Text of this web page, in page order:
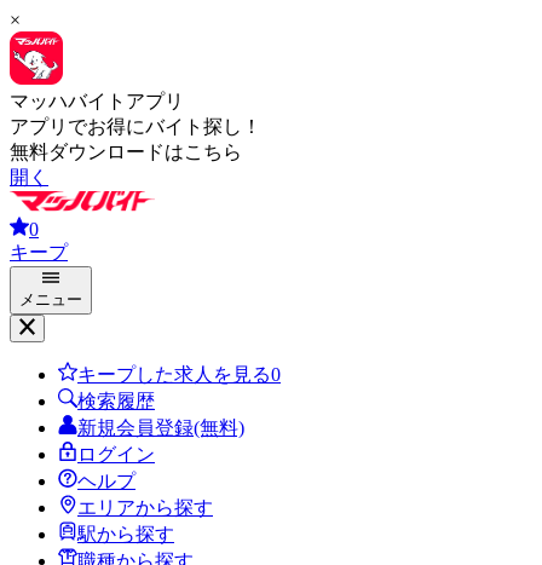
×
マッハバイトアプリ
アプリでお得にバイト探し！
無料ダウンロードはこちら
開く
0
キープ
メニュー
キープした求人を見る0
検索履歴
新規会員登録(無料)
ログイン
ヘルプ
エリアから探す
駅から探す
職種から探す